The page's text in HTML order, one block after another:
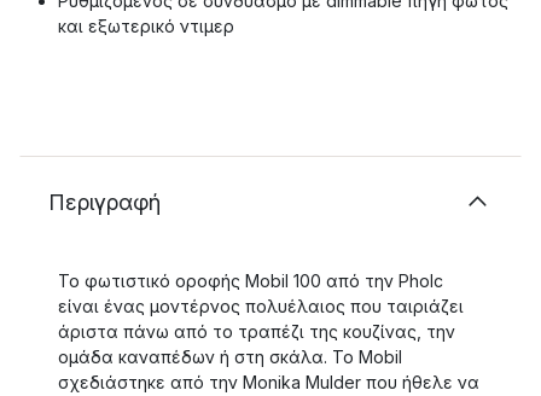
και εξωτερικό ντιμερ
Περιγραφή
Το φωτιστικό οροφής Mobil 100 από την Pholc
είναι ένας μοντέρνος πολυέλαιος που ταιριάζει
άριστα πάνω από το τραπέζι της κουζίνας, την
ομάδα καναπέδων ή στη σκάλα. Το Mobil
σχεδιάστηκε από την Monika Mulder που ήθελε να